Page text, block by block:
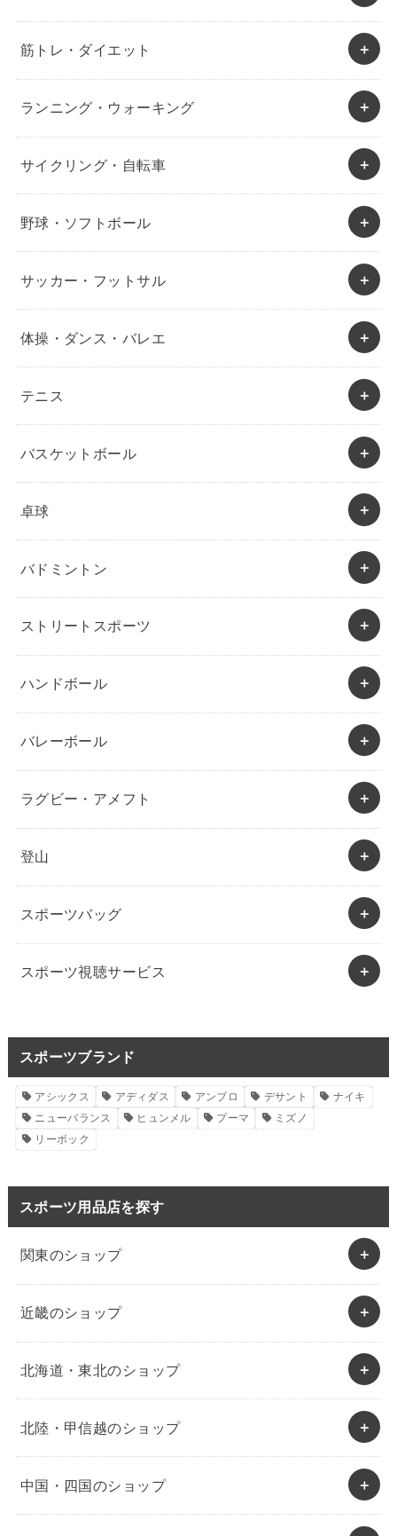
筋トレ・ダイエット
ランニング・ウォーキング
サイクリング・自転車
野球・ソフトボール
サッカー・フットサル
体操・ダンス・バレエ
テニス
バスケットボール
卓球
バドミントン
ストリートスポーツ
ハンドボール
バレーボール
ラグビー・アメフト
登山
スポーツバッグ
スポーツ視聴サービス
スポーツブランド
アシックス アディダス アンブロ デサント
ナイキ
ニューバランス
ヒュンメル プーマ
ミズノ
リーボック
スポーツ用品店を探す
関東のショップ
近畿のショップ
北海道・東北のショップ
北陸・甲信越のショップ
中国・四国のショップ